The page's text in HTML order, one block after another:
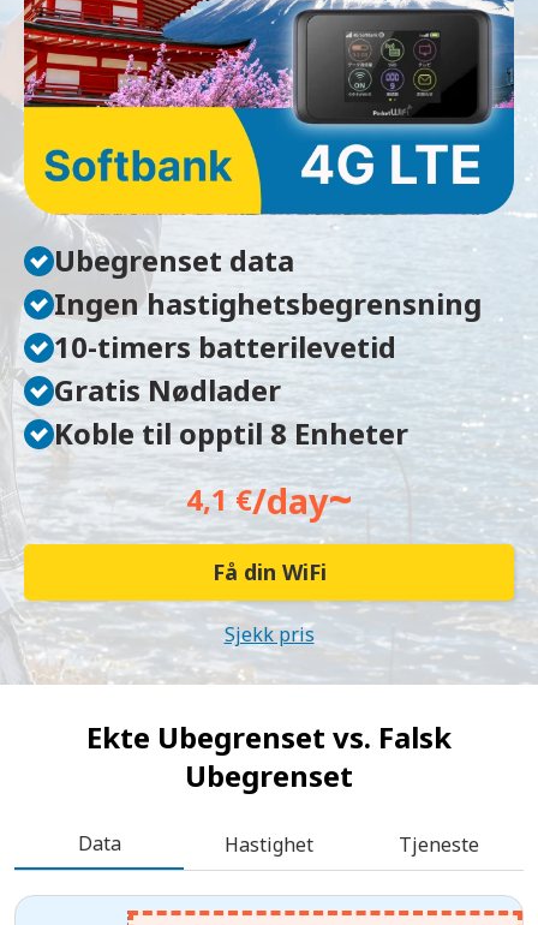
Ubegrenset data
Ingen hastighetsbegrensning
10-timers batterilevetid
Gratis Nødlader
Koble til opptil 8 Enheter
4,1 €/day~
Få din WiFi
Sjekk pris
Ekte Ubegrenset vs. Falsk
Ubegrenset
Data Hastighet Tjeneste